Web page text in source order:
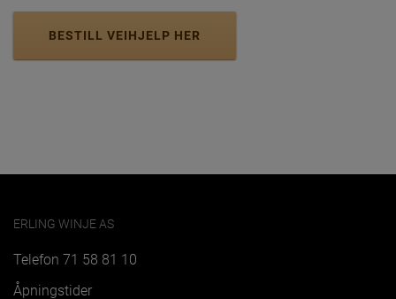
BESTILL VEIHJELP HER
ERLING WINJE AS
Telefon 71 58 81 10
Åpningstider